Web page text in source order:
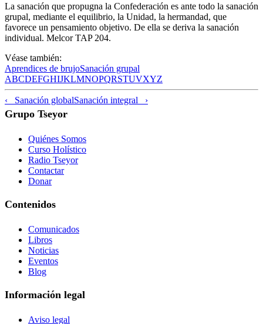
La sanación que propugna la Confederación es ante todo la sanación
grupal, mediante el equilibrio, la Unidad, la hermandad, que
favorece un pensamiento objetivo. De ella se deriva la sanación
individual. Melcor TAP 204.
Véase también:
Aprendices de brujoSanación grupal
ABCDEFGHIJKLMNOPQRSTUVXYZ
‹ Sanación globalSanación integral ›
Grupo Tseyor
Quiénes Somos
Curso Holístico
Radio Tseyor
Contactar
Donar
Contenidos
Comunicados
Libros
Noticias
Eventos
Blog
Información legal
Aviso legal